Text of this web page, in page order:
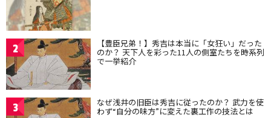
2 【豊臣兄弟！】秀吉は本当に「女狂い」だった
のか？ 天下人を彩った11人の側室たちを時系列
で一挙紹介
3 なぜ浅井の旧臣は秀吉に従ったのか？ 武力を使
わず“自分の味方”に変えた裏工作の技法とは